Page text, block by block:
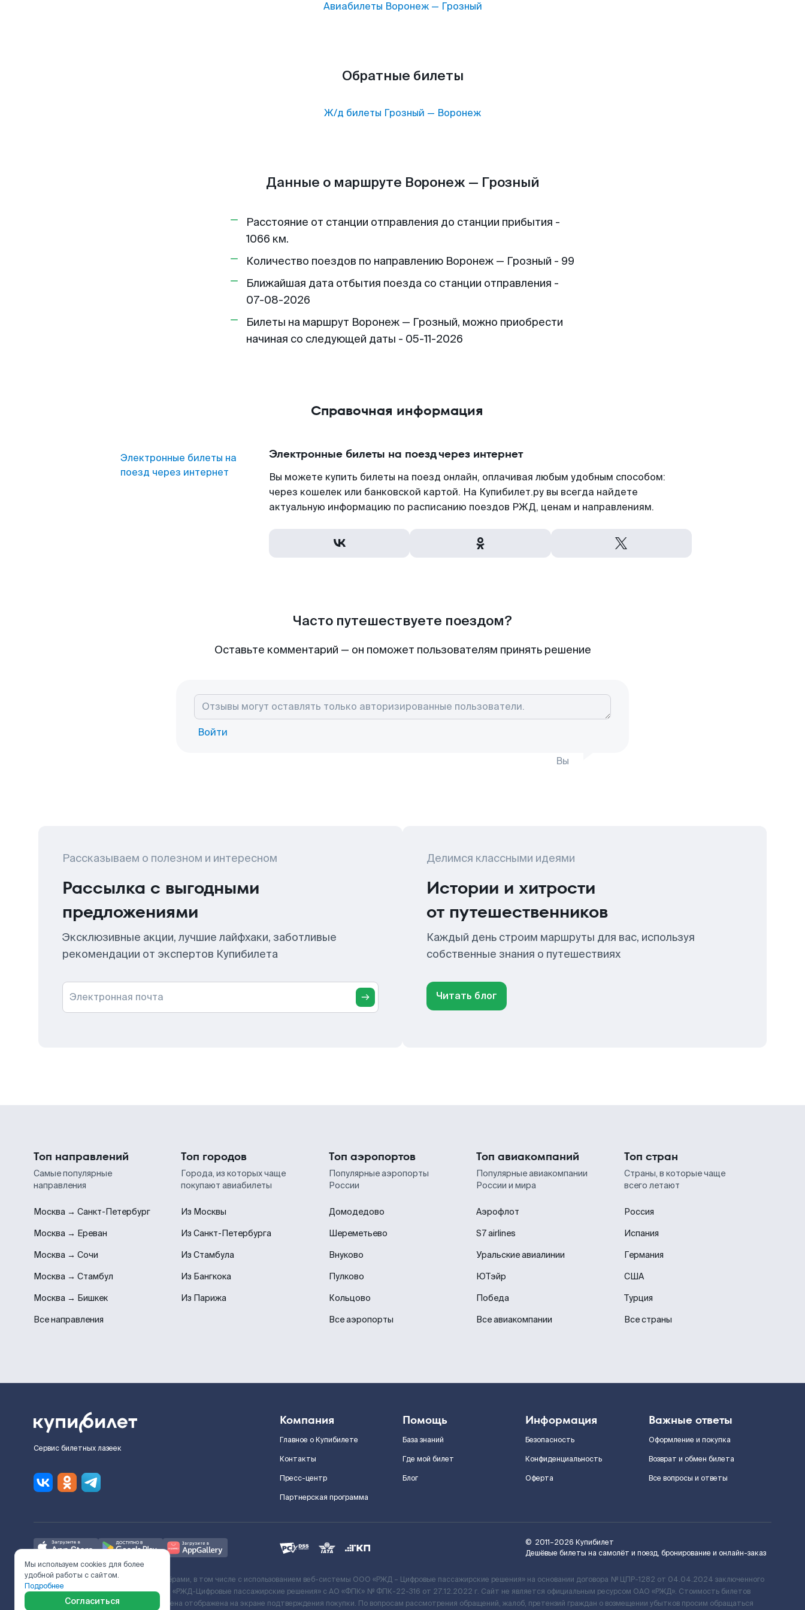
Авиабилеты Воронеж— Грозный
Обратные билеты
Ж/д билеты Грозный — Воронеж
Данные о маршруте Воронеж — Грозный
Расстояние от станции отправления до станции прибытия -
1066 км.
Количество поездов по направлению Воронеж — Грозный - 99
Ближайшая дата отбытия поезда со станции отправления -
07-08-2026
Билеты на маршрут Воронеж — Грозный, можно приобрести
начиная со следующей даты - 05-11-2026
Справочная информация
Электронные билеты на
поезд через интернет
Электронные билеты на поезд через интернет
Вы можете купить билеты на поезд онлайн, оплачивая любым удобным способом:
через кошелек или банковской картой. На Купибилет.ру вы всегда найдете
актуальную информацию по расписанию поездов РЖД, ценам и направлениям.
Часто путешествуете поездом?
Оставьте комментарий — он поможет пользователям принять решение
Войти
Вы
Рассказываем о полезном и интересном
Рассылка с выгодными
предложениями
Эксклюзивные акции, лучшие лайфхаки, заботливые
рекомендации от экспертов Купибилета
Электронная почта
Делимся классными идеями
Истории и хитрости
от путешественников
Каждый день строим маршруты для вас, используя
собственные знания о путешествиях
Читать блог
Топ направлений
Самые популярные
направления
Москва → Санкт-Петербург
Москва → Ереван
Москва → Сочи
Москва → Стамбул
Москва → Бишкек
Все направления
Топ городов
Города, из которых чаще
покупают авиабилеты
Из Москвы
Из Санкт-Петербурга
Из Стамбула
Из Бангкока
Из Парижа
Топ аэропортов
Популярные аэропорты
России
Домодедово
Шереметьево
Внуково
Пулково
Кольцово
Все аэропорты
Топ авиакомпаний
Популярные авиакомпании
России и мира
Аэрофлот
S7 airlines
Уральские авиалинии
ЮТэйр
Победа
Все авиакомпании
Топ стран
Страны, в которые чаще
всего летают
Россия
Испания
Германия
США
Турция
Все страны
Сервис билетных лазеек
Компания
Главное о Купибилете
Контакты
Пресс-центр
Партнерская программа
Помощь
База знаний
Где мой билет
Блог
Информация
Безопасность
Конфиденциальность
Оферта
Важные ответы
Оформление и покупка
Возврат и обмен билета
Все вопросы и ответы
© 2011–2026 Купибилет
Дешёвые билеты на самолёт и поезд, бронирование и онлайн-заказ
Ж/Д билеты предоставляются партнёрами, в том числе с использованием веб-системы ООО «РЖД – Цифровые пассажирские решения» на основании договора № ЦПР-1282 от 04.04.2024 заключенного
с Поставщиком услуг и Договора ООО «РЖД-Цифровые пассажирские решения» c АО «ФПК» № ФПК-22-316 от 27.12.2022 г. Сайт не является официальным ресурсом ОАО «РЖД». Стоимость билетов
включает сервисный сбор. Итоговая цена отображена на экране подтверждения покупки. По вопросам рассмотрения обращений, жалоб, претензий граждан о возмещении убытков просим обращаться
Мы используем cookies для более
удобной работы с сайтом.
Подробнее
Согласиться